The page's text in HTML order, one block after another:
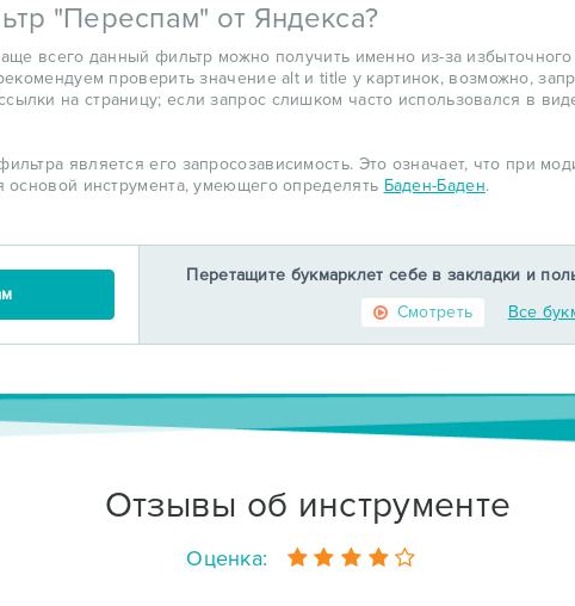
"Переспам" от Яндекса?
всего данный фильтр можно получить именно из-за
проверить значение alt и title у картинок, возможно,
на страницу; если запрос слишком часто использовался в
является его запросозависимость. Это означает, что при
инструмента, умеющего определять Баден-Баден.
Перетащите букмарклет себе в закладки и
Смотреть
Все
Отзывы об инструменте
Оценка: